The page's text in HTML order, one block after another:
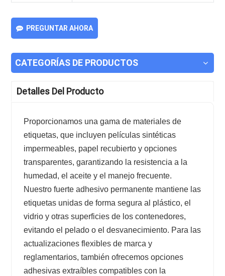
PREGUNTAR AHORA
CATEGORÍAS DE PRODUCTOS
Detalles Del Producto
Proporcionamos una gama de materiales de
etiquetas, que incluyen películas sintéticas
impermeables, papel recubierto y opciones
transparentes, garantizando la resistencia a la
humedad, el aceite y el manejo frecuente.
Nuestro fuerte adhesivo permanente mantiene las
etiquetas unidas de forma segura al plástico, el
vidrio y otras superficies de los contenedores,
evitando el pelado o el desvanecimiento. Para las
actualizaciones flexibles de marca y
reglamentarios, también ofrecemos opciones
adhesivas extraíbles compatibles con la